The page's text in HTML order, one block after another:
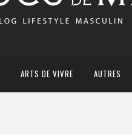
ARTS DE VIVRE AUTRES